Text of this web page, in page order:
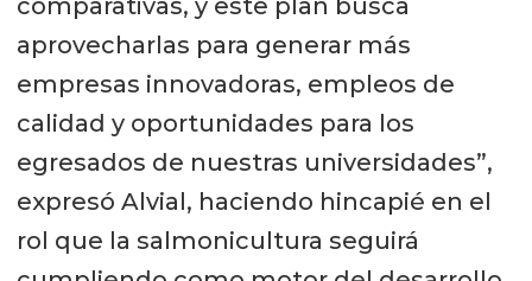
comparativas, y este plan busca
aprovecharlas para generar más
empresas innovadoras, empleos de
calidad y oportunidades para los
egresados de nuestras universidades”,
expresó Alvial, haciendo hincapié en el
rol que la salmonicultura seguirá